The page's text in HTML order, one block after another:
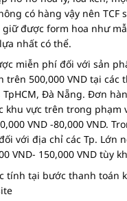
có hàng vậy nên TCF
được form hoa như
nhất có thể.
miễn phí đối với sản
trên 500,000 VND tại các
Đà Nẵng. Đơn
khu vực trên trong phạm
VND -80,000 VND.
với địa chỉ các Tp. Lớn
VND- 150,000 VND tùy
tính tại bước thanh toán